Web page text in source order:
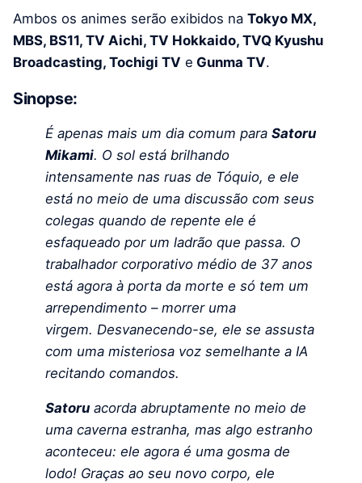
Ambos os animes serão exibidos na Tokyo MX,
MBS, BS11, TV Aichi, TV Hokkaido, TVQ Kyushu
Broadcasting, Tochigi TV e Gunma TV.
Sinopse:
É apenas mais um dia comum para Satoru
Mikami. O sol está brilhando
intensamente nas ruas de Tóquio, e ele
está no meio de uma discussão com seus
colegas quando de repente ele é
esfaqueado por um ladrão que passa. O
trabalhador corporativo médio de 37 anos
está agora à porta da morte e só tem um
arrependimento – morrer uma
virgem. Desvanecendo-se, ele se assusta
com uma misteriosa voz semelhante a IA
recitando comandos.
Satoru acorda abruptamente no meio de
uma caverna estranha, mas algo estranho
aconteceu: ele agora é uma gosma de
lodo! Graças ao seu novo corpo, ele